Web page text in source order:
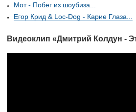
Мот - Побег из шоубиза...
Егор Крид & Loc-Dog - Карие Глаза...
Видеоклип «Дмитрий Колдун -